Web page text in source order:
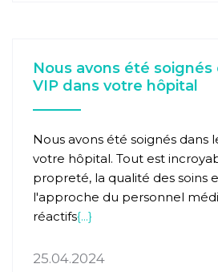
Nous avons été soignés
VIP dans votre hôpital
Nous avons été soignés dans
votre hôpital. Tout est
propreté, la qualité des soins
l'approche du personnel
réactifs{...}
25.04.2024